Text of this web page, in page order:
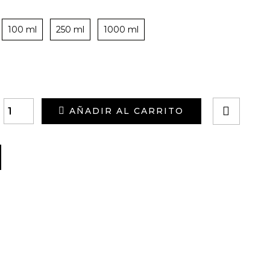
100 ml 250 ml 1000 ml
AÑADIR AL CARRITO